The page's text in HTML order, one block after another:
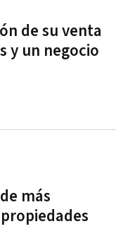
de su venta
y un negocio
más